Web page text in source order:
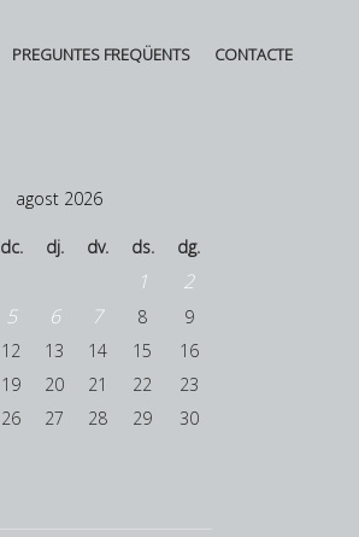
PREGUNTES FREQÜENTS CONTACTE
agost 2026
dc. dj. dv. ds. dg.
1
2
5 6 7 8
9
12 13 14 15
16
19 20 21 22
23
26 27 28 29
30